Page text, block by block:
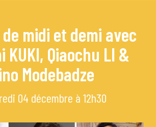
concerts
midi et demi avec
KUKI, Qiaochu LI &
Modebadze
04 décembre à 12h30